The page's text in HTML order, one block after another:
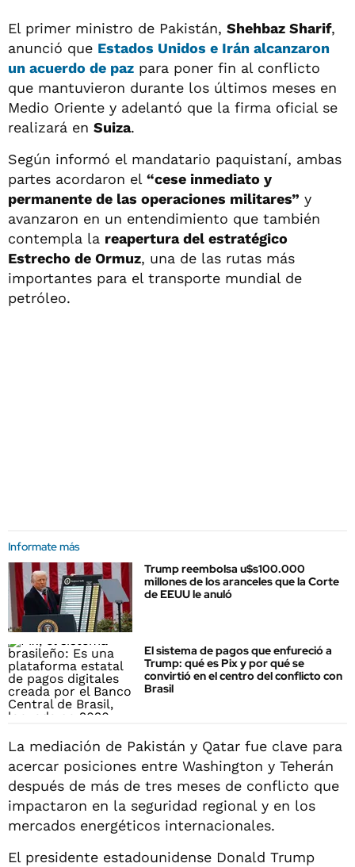
El primer ministro de Pakistán, Shehbaz Sharif,
anunció que Estados Unidos e Irán alcanzaron
un acuerdo de paz para poner fin al conflicto
que mantuvieron durante los últimos meses en
Medio Oriente y adelantó que la firma oficial se
realizará en Suiza.
Según informó el mandatario paquistaní, ambas
partes acordaron el “cese inmediato y
permanente de las operaciones militares” y
avanzaron en un entendimiento que también
contempla la reapertura del estratégico
Estrecho de Ormuz, una de las rutas más
importantes para el transporte mundial de
petróleo.
Informate más
Trump reembolsa u$s100.000
millones de los aranceles que la Corte
de EEUU le anuló
El sistema de pagos que enfureció a
Trump: qué es Pix y por qué se
convirtió en el centro del conflicto con
Brasil
La mediación de Pakistán y Qatar fue clave para
acercar posiciones entre Washington y Teherán
después de más de tres meses de conflicto que
impactaron en la seguridad regional y en los
mercados energéticos internacionales.
El presidente estadounidense Donald Trump